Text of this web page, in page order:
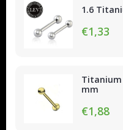
1.6
€1,33
Titanium
mm
€1,88